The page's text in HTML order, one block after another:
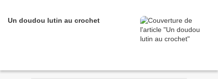
Un doudou lutin au crochet